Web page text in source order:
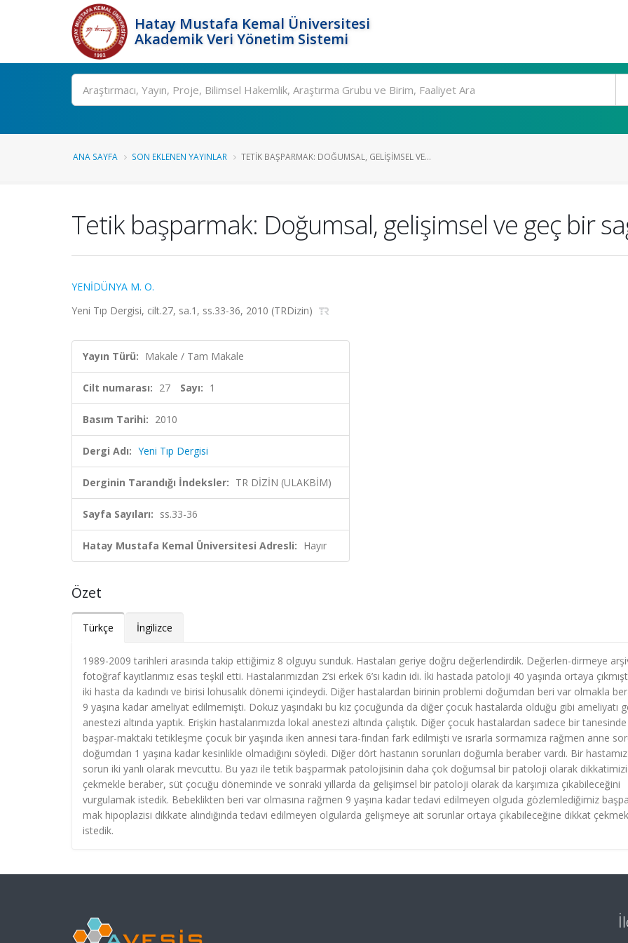
Hatay Mustafa Kemal Üniversitesi
Akademik Veri Yönetim Sistemi
Ara
ANA SAYFA SON EKLENEN YAYINLAR TETIK BAŞPARMAK: DOĞUMSAL, GELIŞIMSEL VE...
Tetik başparmak: Doğumsal, gelişimsel ve geç bir
YENİDÜNYA M. O.
Yeni Tıp Dergisi, cilt.27, sa.1, ss.33-36, 2010 (TRDizin)
Yayın Türü: Makale / Tam Makale
Cilt numarası: 27 Sayı: 1
Basım Tarihi: 2010
Dergi Adı: Yeni Tıp Dergisi
Derginin Tarandığı İndeksler: TR DİZİN (ULAKBİM)
Sayfa Sayıları: ss.33-36
Hatay Mustafa Kemal Üniversitesi Adresli: Hayır
Özet
Türkçe İngilizce
1989-2009 tarihleri arasında takip ettiğimiz 8 olguyu sunduk. Hastaları geriye doğru değerlendirdik. Değerlen-dirmeye
fotoğraf kayıtlarımız esas teşkil etti. Hastalarımızdan 2’si erkek 6’sı kadın idi. İki hastada patoloji 40 yaşında ortaya
iki hasta da kadındı ve birisi lohusalık dönemi içindeydi. Diğer hastalardan birinin problemi doğumdan beri var olmakla
9 yaşına kadar ameliyat edilmemişti. Dokuz yaşındaki bu kız çocuğunda da diğer çocuk hastalarda olduğu gibi ameliyatı
anestezi altında yaptık. Erişkin hastalarımızda lokal anestezi altında çalıştık. Diğer çocuk hastalardan sadece bir tanesinde
başpar-maktaki tetikleşme çocuk bir yaşında iken annesi tara-fından fark edilmişti ve ısrarla sormamıza rağmen anne
doğumdan 1 yaşına kadar kesinlikle olmadığını söyledi. Diğer dört hastanın sorunları doğumla beraber vardı. Bir
sorun iki yanlı olarak mevcuttu. Bu yazı ile tetik başparmak patolojisinin daha çok doğumsal bir patoloji olarak dikkatimizi
çekmekle beraber, süt çocuğu döneminde ve sonraki yıllarda da gelişimsel bir patoloji olarak da karşımıza çıkabileceğini
vurgulamak istedik. Bebeklikten beri var olmasına rağmen 9 yaşına kadar tedavi edilmeyen olguda gözlemlediğimiz
mak hipoplazisi dikkate alındığında tedavi edilmeyen olgularda gelişmeye ait sorunlar ortaya çıkabileceğine dikkat çekmek
istedik.